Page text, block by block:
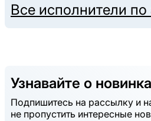
Все исполнители
Узнавайте о
Подпишитесь на рассылку и
не пропустить интересные